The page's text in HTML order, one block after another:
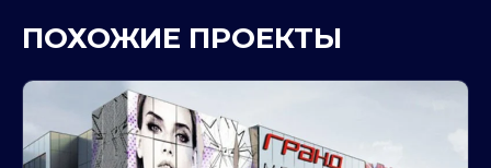
ПОХОЖИЕ ПРОЕКТЫ